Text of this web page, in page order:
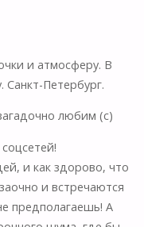
и атмосферу. В
Петербург.
и как здорово, что
и встречаются
предполагаешь! А